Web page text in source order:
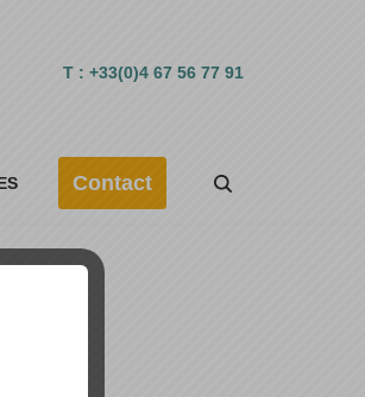
T : +33(0)4 67 56 77 91
Contact